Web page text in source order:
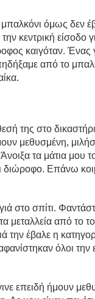
όμως δεν
κεντρική είσοδο
καιγόταν. Ένας
από το
της στο
μεθυσμένη,
τα μάτια μου
διώροφο. Επάνω
στο σπίτι.
μεταλλεία από το
την έβαλε η
όλοι την
επειδή ήμουν